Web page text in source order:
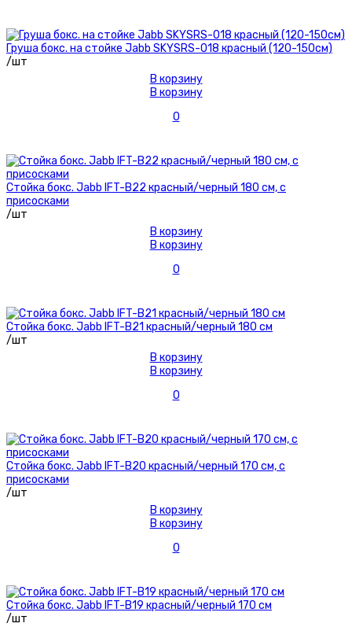
Груша бокс. на стойке Jabb SKYSRS-018 красный (120-150см)
/шт
В корзину
В корзину
0
Стойка бокс. Jabb IFT-B22 красный/черный 180 см, с
присосками
/шт
В корзину
В корзину
0
Стойка бокс. Jabb IFT-B21 красный/черный 180 см
/шт
В корзину
В корзину
0
Стойка бокс. Jabb IFT-B20 красный/черный 170 см, с
присосками
/шт
В корзину
В корзину
0
Стойка бокс. Jabb IFT-B19 красный/черный 170 см
/шт